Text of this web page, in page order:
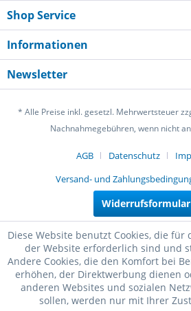
Shop Service
Informationen
Newsletter
* Alle Preise inkl. gesetzl. Mehrwertsteuer
Nachnahmegebühren, wenn nicht
AGB Datenschutz
Versand- und
Widerrufsformular
Diese Website benutzt Cookies, die
der Website erforderlich sind und
Andere Cookies, die den Komfort bei
erhöhen, der Direktwerbung dienen
anderen Websites und sozialen
sollen, werden nur mit Ihrer